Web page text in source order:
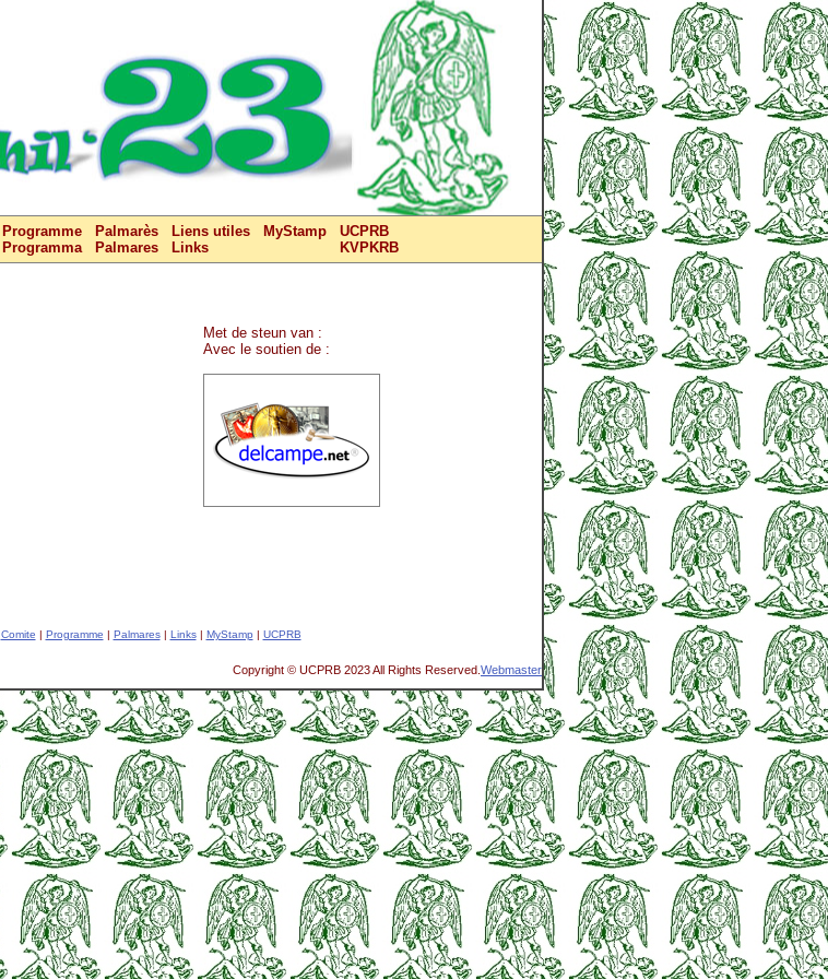
Programme
Programma
Palmarès
Palmares
Liens utiles
Links
MyStamp
UCPRB
KVPKRB
Met de steun van :
Avec le soutien de :
Comite | Programme | Palmares| Links| MyStamp | UCPRB
Copyright © UCPRB 2023 All Rights Reserved. Webmaster